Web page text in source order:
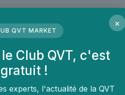
×
QVT MARKET
Club QVT, c'est
gratuit !
experts, l'actualité de la QVT